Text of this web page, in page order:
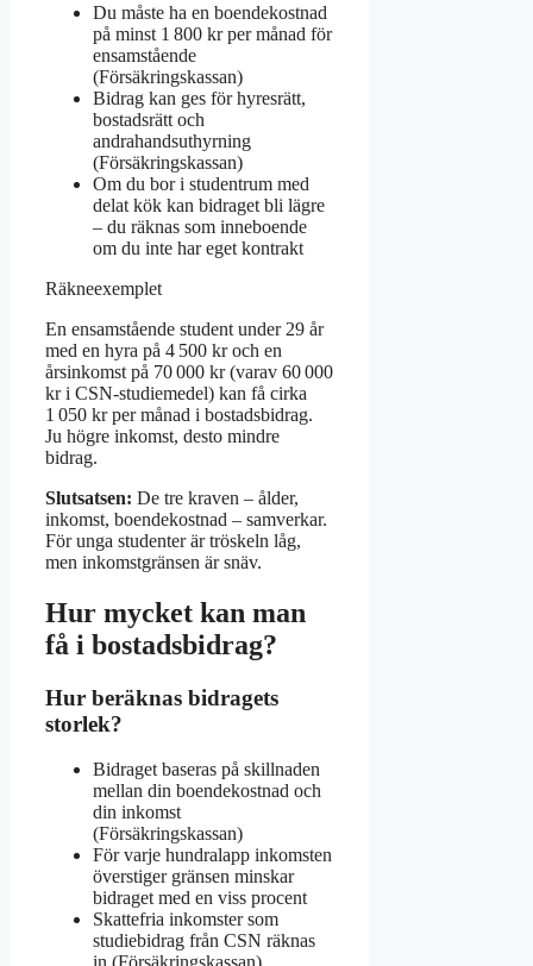
Du måste ha en boendekostnad
på minst 1 800 kr per månad för
ensamstående
(Försäkringskassan)
Bidrag kan ges för hyresrätt,
bostadsrätt och
andrahandsuthyrning
(Försäkringskassan)
Om du bor i studentrum med
delat kök kan bidraget bli lägre
– du räknas som inneboende
om du inte har eget kontrakt
Räkneexemplet
En ensamstående student under 29 år
med en hyra på 4 500 kr och en
årsinkomst på 70 000 kr (varav 60 000
kr i CSN-studiemedel) kan få cirka
1 050 kr per månad i bostadsbidrag.
Ju högre inkomst, desto mindre
bidrag.
Slutsatsen: De tre kraven – ålder,
inkomst, boendekostnad – samverkar.
För unga studenter är tröskeln låg,
men inkomstgränsen är snäv.
Hur mycket kan man
få i bostadsbidrag?
Hur beräknas bidragets
storlek?
Bidraget baseras på skillnaden
mellan din boendekostnad och
din inkomst
(Försäkringskassan)
För varje hundralapp inkomsten
överstiger gränsen minskar
bidraget med en viss procent
Skattefria inkomster som
studiebidrag från CSN räknas